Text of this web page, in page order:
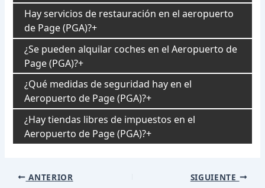
Hay servicios de restauración en el aeropuerto
de Page (PGA)?
¿Se pueden alquilar coches en el Aeropuerto de
Page (PGA)?
¿Qué medidas de seguridad hay en el
Aeropuerto de Page (PGA)?
¿Hay tiendas libres de impuestos en el
Aeropuerto de Page (PGA)?
Navegación
ANTERIOR SIGUIENTE